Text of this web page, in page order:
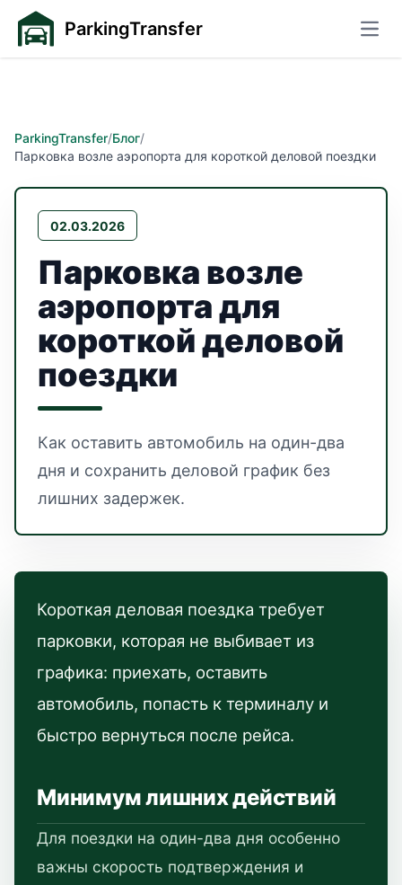
ParkingTransfer
ParkingTransfer/Блог/
Парковка возле аэропорта для короткой деловой поездки
02.03.2026
Парковка возле
аэропорта для
короткой деловой
поездки
Как оставить автомобиль на один-два
дня и сохранить деловой график без
лишних задержек.
Короткая деловая поездка требует
парковки, которая не выбивает из
графика: приехать, оставить
автомобиль, попасть к терминалу и
быстро вернуться после рейса.
Минимум лишних действий
Для поездки на один-два дня особенно
важны скорость подтверждения и